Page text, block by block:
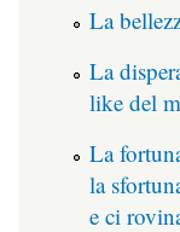
La
La
like del
La
la
e ci